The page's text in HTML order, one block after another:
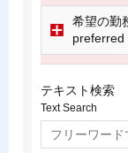
希望の勤
preferred
テキスト検索
Text Search